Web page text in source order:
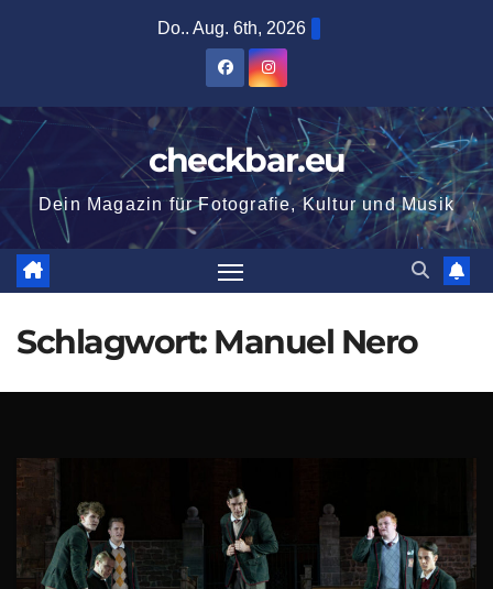
Do.. Aug. 6th, 2026
checkbar.eu
Dein Magazin für Fotografie, Kultur und Musik
Schlagwort: Manuel Nero